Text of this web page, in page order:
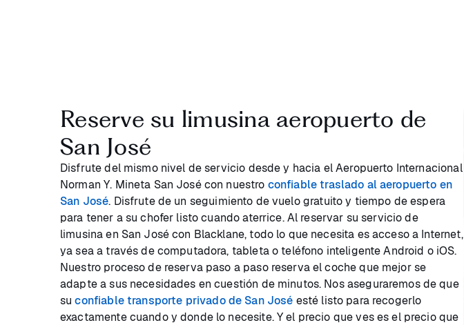
Reserve su limusina aeropuerto de
San José
Disfrute del mismo nivel de servicio desde y hacia el Aeropuerto Internacional
Norman Y. Mineta San José con nuestro confiable traslado al aeropuerto en
San José. Disfrute de un seguimiento de vuelo gratuito y tiempo de espera
para tener a su chofer listo cuando aterrice. Al reservar su servicio de
limusina en San José con Blacklane, todo lo que necesita es acceso a Internet,
ya sea a través de computadora, tableta o teléfono inteligente Android o iOS.
Nuestro proceso de reserva paso a paso reserva el coche que mejor se
adapte a sus necesidades en cuestión de minutos. Nos aseguraremos de que
suconfiable transporte privado de San José esté listo para recogerlo
exactamente cuando y donde lo necesite. Y el precio que ves es el precio que